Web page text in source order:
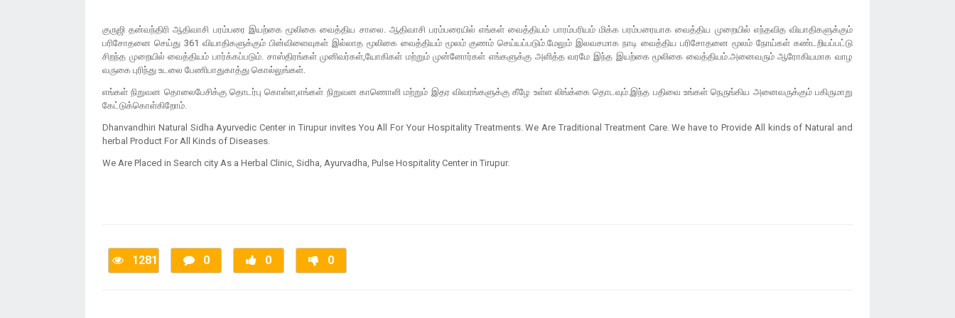
குருஜி தன்வந்திரி ஆதிவாசி பரம்பரை இயற்கை மூலிகை வைத்திய சாலை. ஆதிவாசி பரம்பரையில் எங்கள் வைத்தியம் பாரம்பரியம் மிக்க பரம்பரையாக வைத்திய முறையில் எந்தவித வியாதிகளுக்கும்
பரிசோதனை செய்து 361 வியாதிகளுக்கும் பின்விளைவுகள் இல்லாத மூலிகை வைத்தியம் மூலம் குணம் செய்யப்படும்.மேலும் இலவசமாக நாடி வைத்திய பரிசோதனை மூலம் நோய்கள் கண்டறியப்பட்டு
சிறந்த முறையில் வைத்தியம் பார்க்கப்படும். சாஸ்திரங்கள் முனிவர்கள்,யோகிகள் மற்றும் முன்னோர்கள் எங்களுக்கு அளித்த வரமே இந்த இயற்கை மூலிகை வைத்தியம்.அனைவரும் ஆரோகியமாக வாழ
வருகை புரிந்து உடலை பேணிபாதுகாத்து கொல்லுங்கள்.
எங்கள் நிறுவன தொலைபேசிக்கு தொடர்பு கொள்ள,எங்கள் நிறுவன காணொளி மற்றும் இதர விவரங்களுக்கு கீழே உள்ள லிங்க்கை தொடவும்.இந்த பதிவை உங்கள் நெருங்கிய அனைவருக்கும் பகிருமாறு
கேட்டுக்கொள்கிறோம்.
Dhanvandhiri Natural Sidha Ayurvedic Center in Tirupur invites You All For Your Hospitality Treatments. We Are Traditional Treatment Care. We have to Provide All kinds of Natural and
herbal Product For All Kinds of Diseases.
We Are Placed in Search city As a Herbal Clinic, Sidha, Ayurvadha, Pulse Hospitality Center in Tirupur.
1281 0 0 0